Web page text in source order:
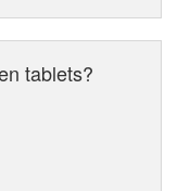
tablets?